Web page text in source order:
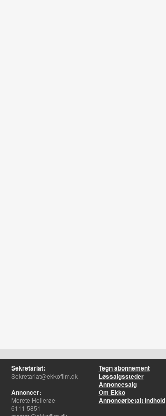
Sekretariat:
Sekretariat@ekkofilm.dk
Annoncer:
Merete Hellerøe
6111 5851
Tegn abonnement
Løssalgssteder
Annoncesalg
Om Ekko
Annoncørbetalt indhold